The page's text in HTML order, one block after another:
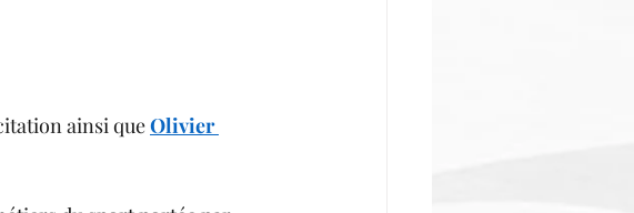
ainsi que Olivier